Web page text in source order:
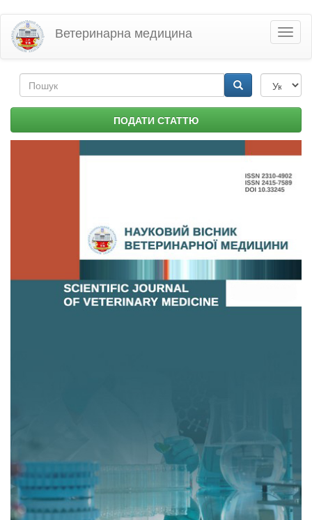
Перейти
основного
матеріалу
Ветеринарна медицина
Пошукова
форма ПОДАТИ СТАТТЮ